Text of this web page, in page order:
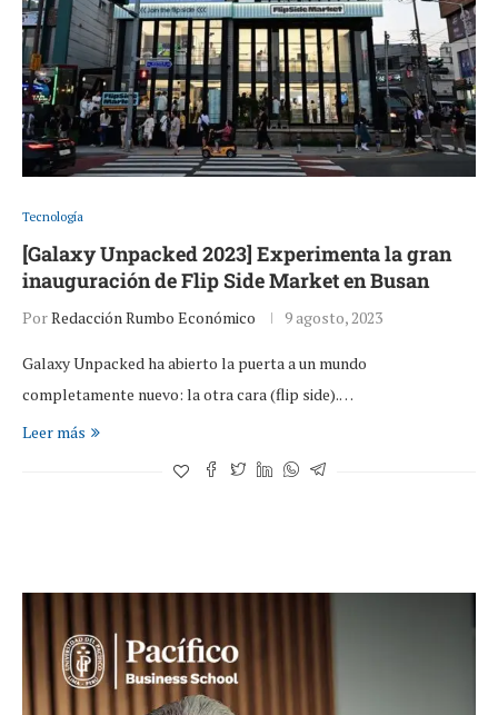
Tecnología
[Galaxy Unpacked 2023] Experimenta la gran
inauguración de Flip Side Market en Busan
PorRedacción Rumbo Económico 9 agosto, 2023
Galaxy Unpacked ha abierto la puerta a un mundo
completamente nuevo: la otra cara (flip side).…
Leer más